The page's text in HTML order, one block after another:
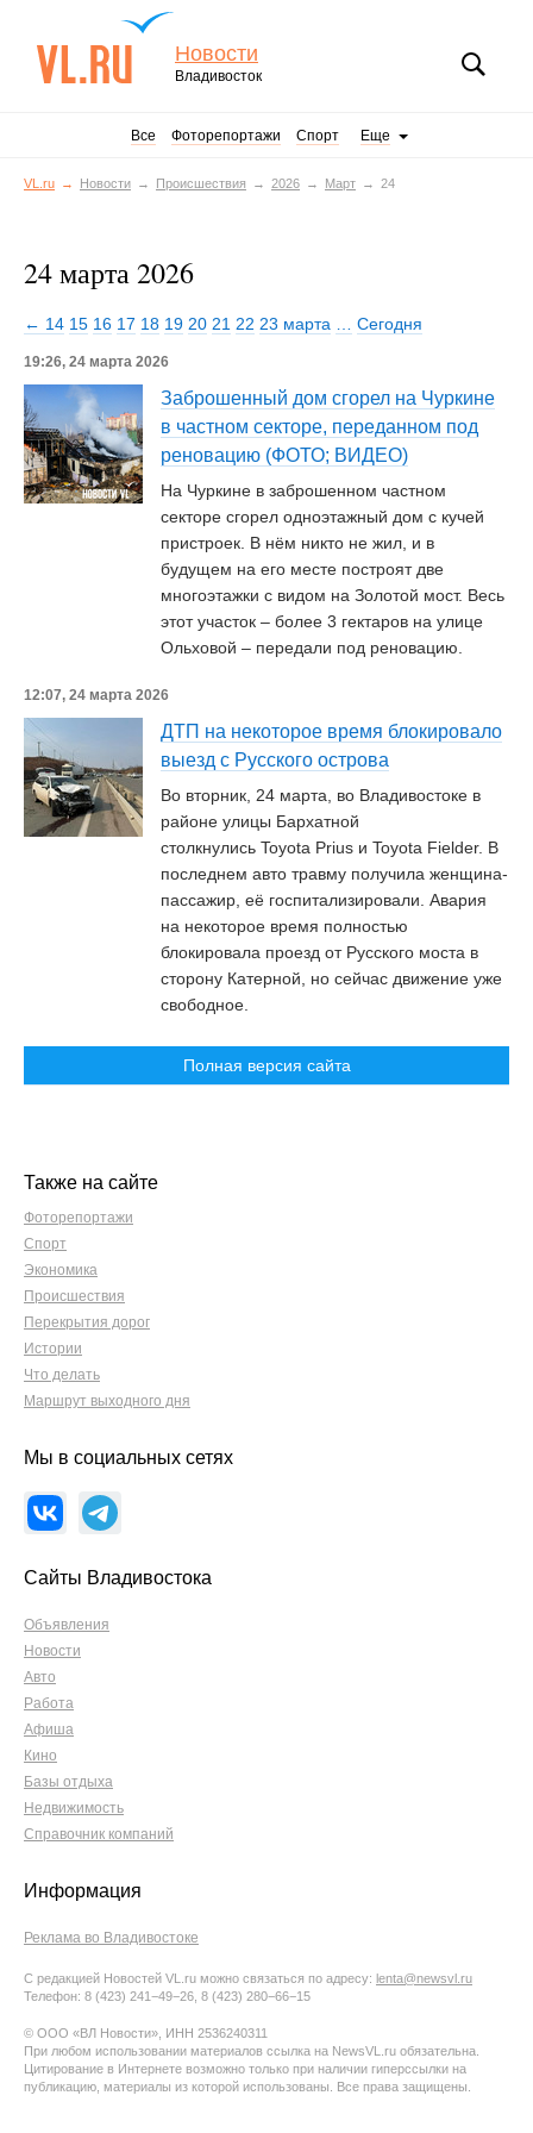
Новости
Владивосток
Все Фоторепортажи Спорт Еще
VL.ru Новости Происшествия 2026 Март 24
24 марта 2026
← 14 15 16 17 18 19 20 21 22 23 марта Сегодня
19:26, 24 марта 2026
Заброшенный дом сгорел на Чуркине
в частном секторе, переданном под
реновацию (ФОТО; ВИДЕО)
На Чуркине в заброшенном частном
секторе сгорел одноэтажный дом с кучей
пристроек. В нём никто не жил, и в
будущем на его месте построят две
многоэтажки с видом на Золотой мост. Весь
этот участок – более 3 гектаров на улице
Ольховой – передали под реновацию.
12:07, 24 марта 2026
ДТП на некоторое время блокировало
выезд с Русского острова
Во вторник, 24 марта, во Владивостоке в
районе улицы Бархатной
столкнулись Toyota Prius и Toyota Fielder. В
последнем авто травму получила женщина-
пассажир, её госпитализировали. Авария
на некоторое время полностью
блокировала проезд от Русского моста в
сторону Катерной, но сейчас движение уже
свободное.
Полная версия сайта
Также на сайте
Фоторепортажи
Спорт
Экономика
Происшествия
Перекрытия дорог
Истории
Что делать
Маршрут выходного дня
Мы в социальных сетях
Сайты Владивостока
Объявления
Новости
Авто
Работа
Афиша
Кино
Базы отдыха
Недвижимость
Справочник компаний
Информация
Реклама во Владивостоке
С редакцией Новостей VL.ru можно связаться по адресу: lenta@newsvl.ru
Телефон: 8 (423) 241−49−26, 8 (423) 280−66−15
© ООО «ВЛ Новости», ИНН 2536240311
При любом использовании материалов ссылка на NewsVL.ru обязательна.
Цитирование в Интернете возможно только при наличии гиперссылки на
публикацию, материалы из которой использованы. Все права защищены.